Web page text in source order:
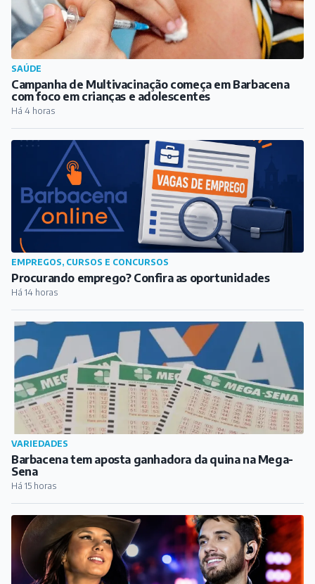
SAÚDE
Campanha de Multivacinação começa em Barbacena
com foco em crianças e adolescentes
Há 4 horas
EMPREGOS, CURSOS E CONCURSOS
Procurando emprego? Confira as oportunidades
Há 14 horas
VARIEDADES
Barbacena tem aposta ganhadora da quina na Mega-
Sena
Há 15 horas